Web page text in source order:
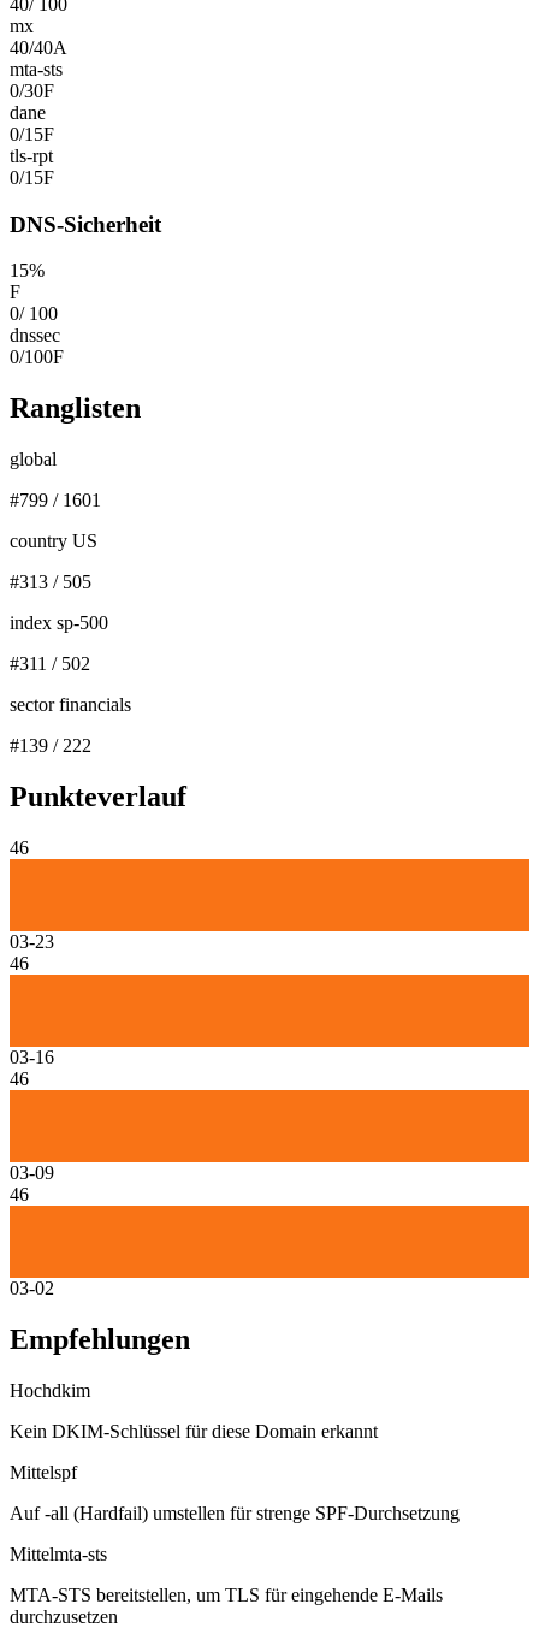
mx
40/40A
mta-sts
0/30F
dane
0/15F
tls-rpt
0/15F
DNS-Sicherheit
15%
F
0/ 100
dnssec
0/100F
Ranglisten
global
#799 / 1601
country US
#313 / 505
index sp-500
#311 / 502
sector financials
#139 / 222
Punkteverlauf
46
03-23
46
03-16
46
03-09
46
03-02
Empfehlungen
Hochdkim
Kein DKIM-Schlüssel für diese Domain erkannt
Mittelspf
Auf -all (Hardfail) umstellen für strenge SPF-Durchsetzung
Mittelmta-sts
MTA-STS bereitstellen, um TLS für eingehende E-Mails
durchzusetzen